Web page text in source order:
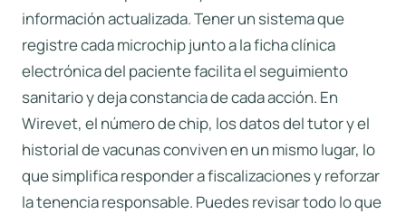
información actualizada. Tener un sistema que
registre cada microchip junto a laficha clínica
electrónicadel paciente facilita el seguimiento
sanitario y deja constancia de cada acción. En
Wirevet, el número de chip, los datos del tutor y el
historial de vacunas conviven en un mismo lugar, lo
que simplifica responder a fiscalizaciones y reforzar
la tenencia responsable. Puedes revisar todo lo que